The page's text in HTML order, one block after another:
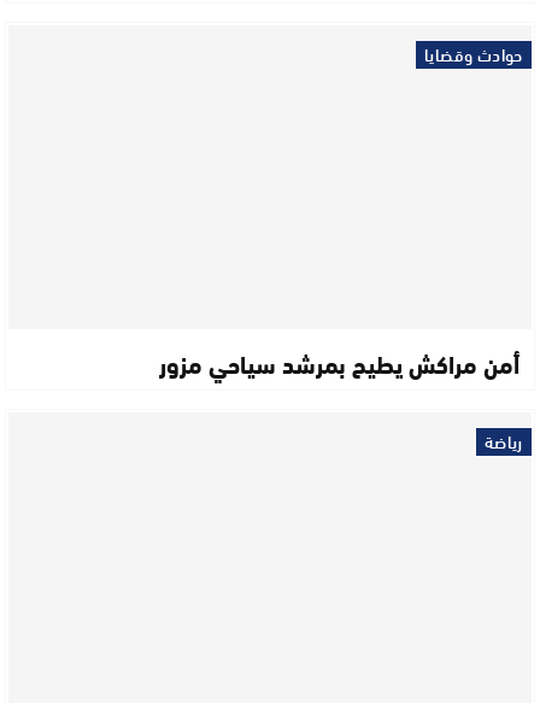
حوادث وقضايا
أمن مراكش يطيح بمرشد سياحي مزور
رياضة